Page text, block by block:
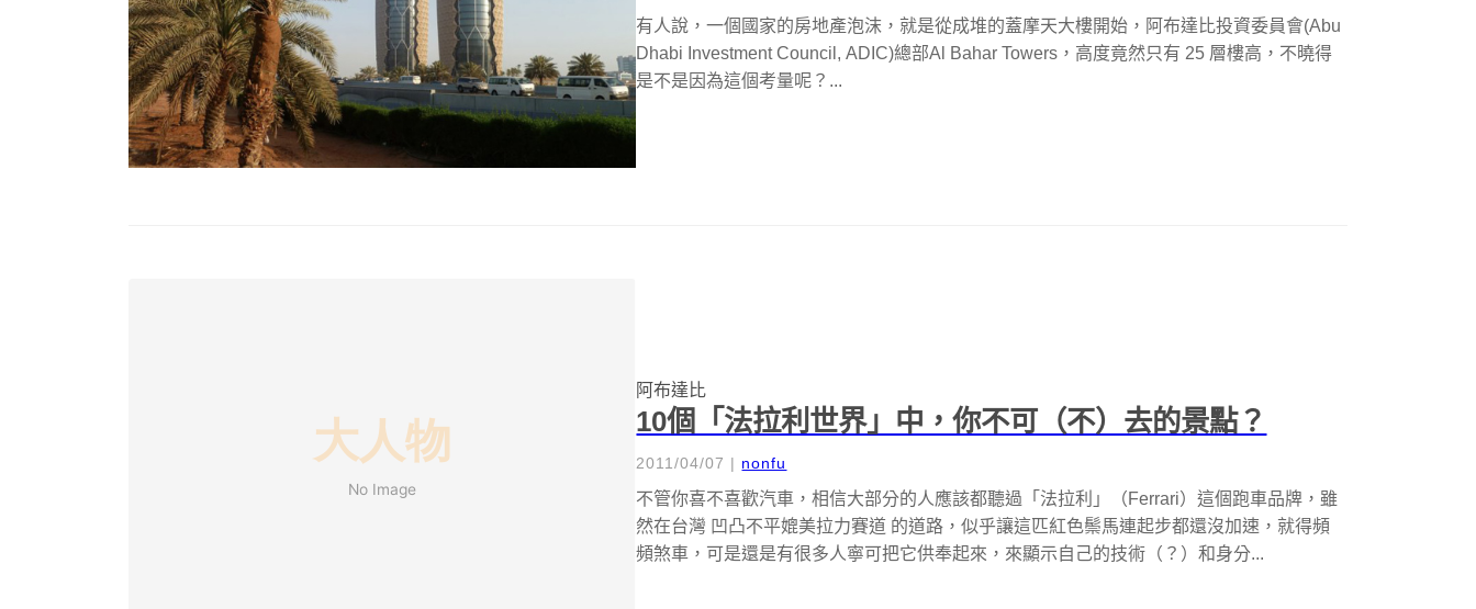
有人說，一個國家的房地產泡沫，就是從成堆的蓋摩天大樓開始，阿布達比投資委員會(Abu
Dhabi Investment Council, ADIC)總部Al Bahar Towers，高度竟然只有 25 層樓高，不曉得
是不是因為這個考量呢？...
阿布達比
10個「法拉利世界」中，你不可（不）去的景點？
2011/04/07 | nonfu
不管你喜不喜歡汽車，相信大部分的人應該都聽過「法拉利」（Ferrari）這個跑車品牌，雖
然在台灣 凹凸不平媲美拉力賽道 的道路，似乎讓這匹紅色鬃馬連起步都還沒加速，就得頻
頻煞車，可是還是有很多人寧可把它供奉起來，來顯示自己的技術（？）和身分...